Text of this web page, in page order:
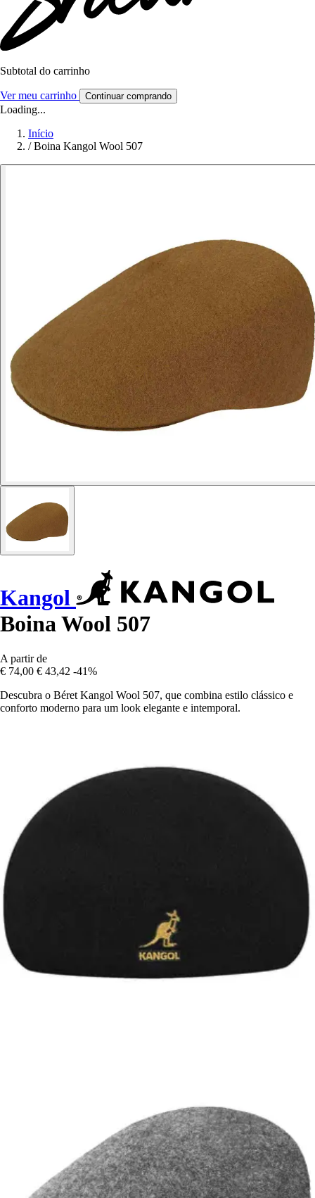
Subtotal do carrinho
Ver meu carrinho Continuar comprando
Loading...
Início
/ Boina Kangol Wool 507
Kangol
Boina Wool 507
A partir de
€ 74,00 € 43,42 -41%
Descubra o Béret Kangol Wool 507, que combina estilo clássico e
conforto moderno para um look elegante e intemporal.